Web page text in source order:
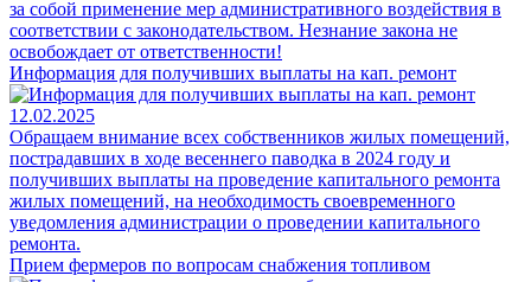
за собой применение мер административного воздействия в
соответствии с законодательством. Незнание закона не
освобождает от ответственности!
Информация для получивших выплаты на кап. ремонт
12.02.2025
Обращаем внимание всех собственников жилых помещений,
пострадавших в ходе весеннего паводка в 2024 году и
получивших выплаты на проведение капитального ремонта
жилых помещений, на необходимость своевременного
уведомления администрации о проведении капитального
ремонта.
Прием фермеров по вопросам снабжения топливом